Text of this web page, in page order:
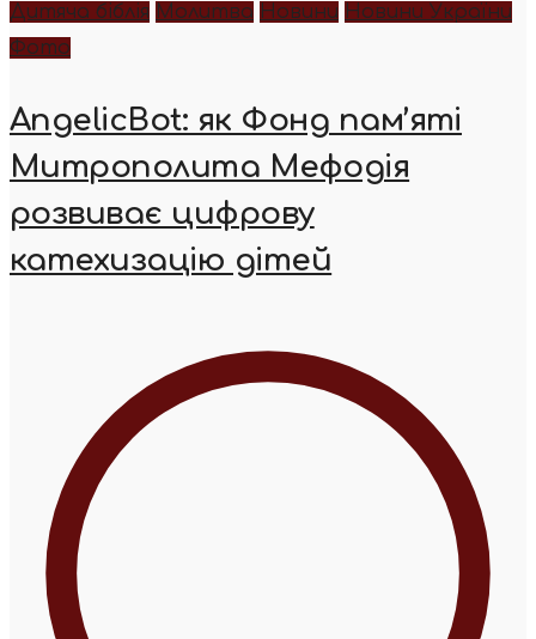
Дитяча біблія Молитва Новини Новини України
Фото
AngelicBot: як Фонд пам’яті
Митрополита Мефодія
розвиває цифрову
катехизацію дітей